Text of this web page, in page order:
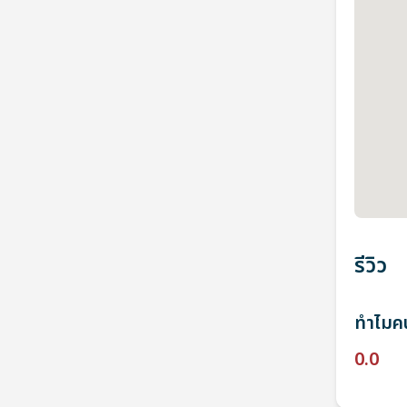
รีวิว
ทำไม
0.0